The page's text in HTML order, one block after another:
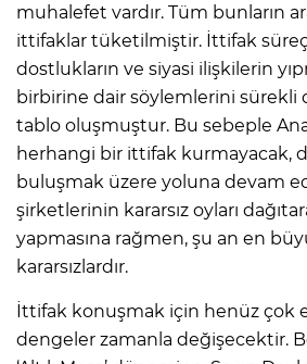
muhalefet vardır. Tüm bunların
ittifaklar tüketilmiştir. İttifak
dostlukların ve siyasi ilişkilerin
birbirine dair söylemlerini sürekli
tablo oluşmuştur. Bu sebeple
herhangi bir ittifak kurmayacak,
buluşmak üzere yoluna devam
şirketlerinin kararsız oyları
yapmasına rağmen, şu an en
kararsızlardır.
İttifak konuşmak için henüz çok
dengeler zamanla değişecektir.